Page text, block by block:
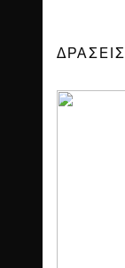
ΔΡΑΣΕΙΣ